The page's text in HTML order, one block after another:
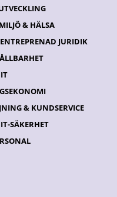
& HÄLSA
JURIDIK
& KUNDSERVICE
SÄKERHET